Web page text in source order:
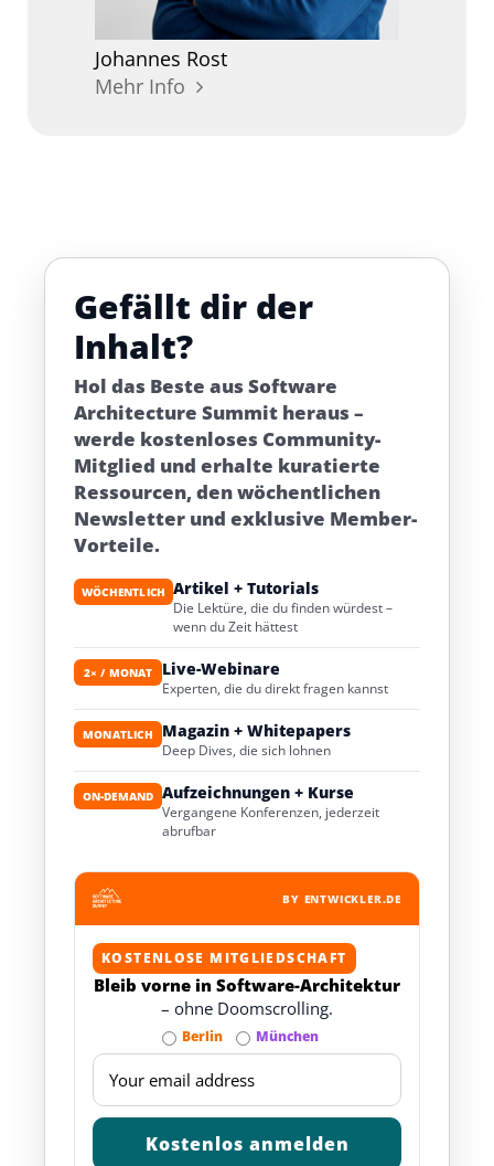
Johannes Rost
Mehr Info
Gefällt dir der
Inhalt?
Hol das Beste aus Software
Architecture Summit heraus –
werde kostenloses Community-
Mitglied und erhalte kuratierte
Ressourcen, den wöchentlichen
Newsletter und exklusive Member-
Vorteile.
WÖCHENTLICH Artikel + Tutorials
Die Lektüre, die du finden würdest –
wenn du Zeit hättest
2× / MONAT Live-Webinare
Experten, die du direkt fragen kannst
MONATLICH Magazin + Whitepapers
Deep Dives, die sich lohnen
ON-DEMAND Aufzeichnungen + Kurse
Vergangene Konferenzen, jederzeit
abrufbar
BY ENTWICKLER.DE
KOSTENLOSE MITGLIEDSCHAFT
Bleib vorne in Software-Architektur
– ohne Doomscrolling.
Berlin München